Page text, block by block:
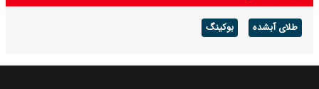
طلای آبشده بوکینگ